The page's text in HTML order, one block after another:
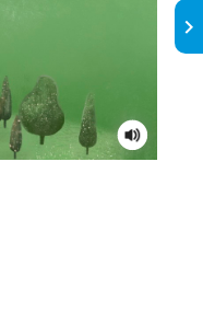
keyboard_arrow_right